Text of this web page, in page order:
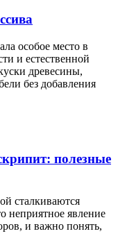
особое место в
и естественной
древесины,
без добавления
полезные
сталкиваются
неприятное явление
и важно понять,